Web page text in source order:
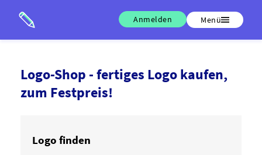
Anmelden Menü
Logo-Shop - fertiges Logo kaufen,
zum Festpreis!
Logo finden